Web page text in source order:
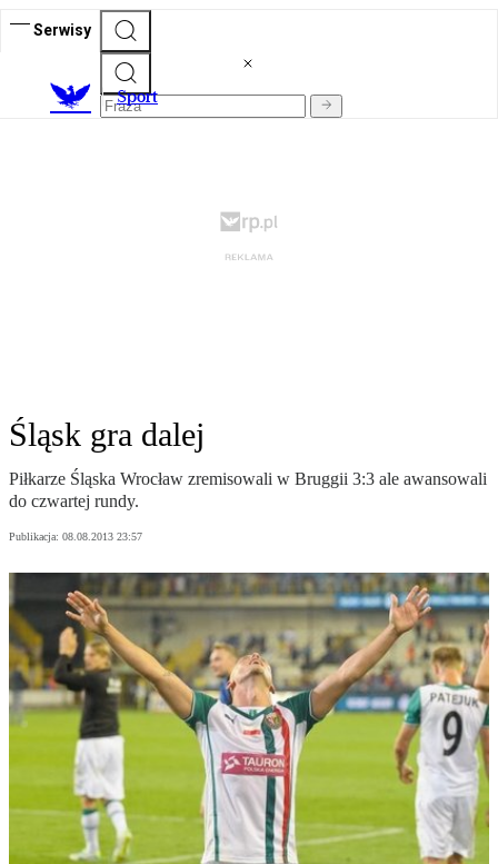
Serwisy
Sport
Śląsk gra dalej
Piłkarze Śląska Wrocław zremisowali w Bruggii 3:3 ale awansowali
do czwartej rundy.
Publikacja: 08.08.2013 23:57